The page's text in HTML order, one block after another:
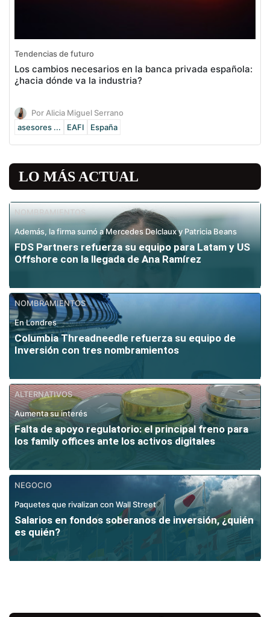
Tendencias de futuro
Los cambios necesarios en la banca privada española:
¿hacia dónde va la industria?
Por Alicia Miguel Serrano
asesores ...
EAFI España
LO MÁS ACTUAL
NOMBRAMIENTOS
Además, la firma sumó a Mercedes Delclaux y Patricia Beans
FDS Partners refuerza su equipo para Latam y US
Offshore con la llegada de Ana Ramírez
NOMBRAMIENTOS
En Londres
Columbia Threadneedle refuerza su equipo de
Inversión con tres nombramientos
ALTERNATIVOS
Aumenta su interés
Falta de apoyo regulatorio: el principal freno para
los family offices ante los activos digitales
NEGOCIO
Paquetes que rivalizan con Wall Street
Salarios en fondos soberanos de inversión, ¿quién
es quién?